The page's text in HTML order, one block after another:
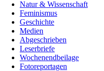
Natur & Wissenschaft
Feminismus
Geschichte
Medien
Abgeschrieben
Leserbriefe
Wochenendbeilage
Fotoreportagen